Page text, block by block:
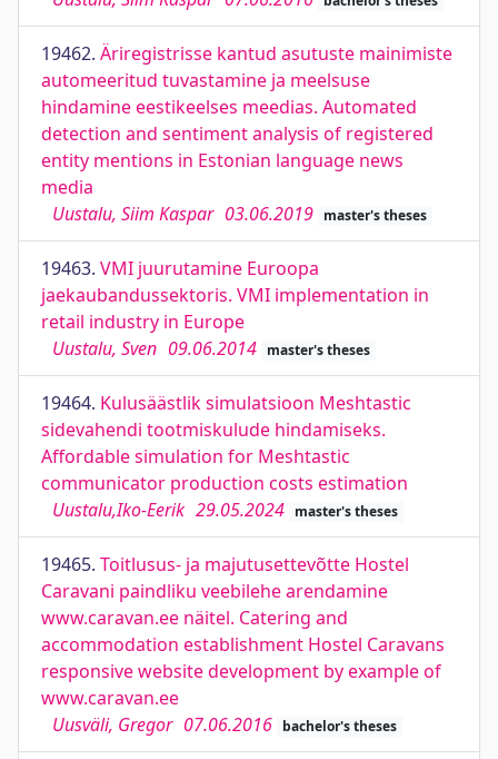
19462. Äriregistrisse kantud asutuste mainimiste
automeeritud tuvastamine ja meelsuse
hindamine eestikeelses meedias. Automated
detection and sentiment analysis of registered
entity mentions in Estonian language news
media
Uustalu, Siim Kaspar 03.06.2019 master's theses
19463. VMI juurutamine Euroopa
jaekaubandussektoris. VMI implementation in
retail industry in Europe
Uustalu, Sven 09.06.2014 master's theses
19464. Kulusäästlik simulatsioon Meshtastic
sidevahendi tootmiskulude hindamiseks.
Affordable simulation for Meshtastic
communicator production costs estimation
Uustalu,Iko-Eerik 29.05.2024 master's theses
19465. Toitlusus- ja majutusettevõtte Hostel
Caravani paindliku veebilehe arendamine
www.caravan.ee näitel. Catering and
accommodation establishment Hostel Caravans
responsive website development by example of
www.caravan.ee
Uusväli, Gregor 07.06.2016 bachelor's theses